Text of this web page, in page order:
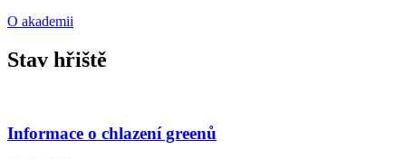
O akademii
Stav hřiště
Informace o chlazení greenů